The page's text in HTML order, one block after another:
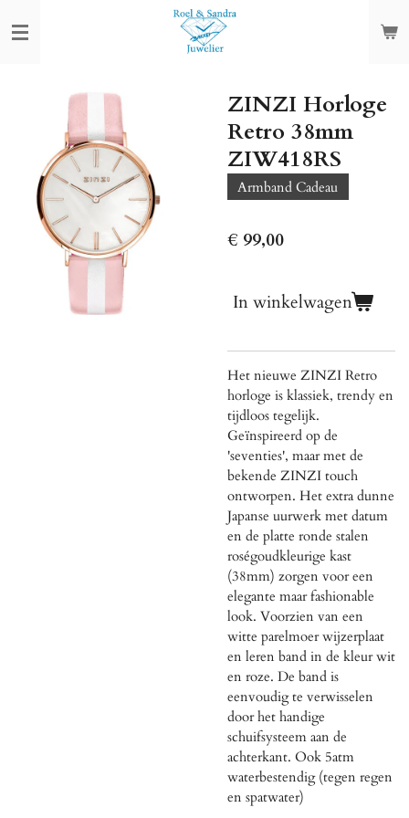
direct
hoofdinhoud
ZINZI Horloge
Retro 38mm
ZIW418RS
Armband Cadeau
€ 99,00
In winkelwagen
Het nieuwe ZINZI Retro
horloge is klassiek, trendy en
tijdloos tegelijk.
Geïnspireerd op de
'seventies', maar met de
bekende ZINZI touch
ontworpen. Het extra dunne
Japanse uurwerk met datum
en de platte ronde stalen
roségoudkleurige kast
(38mm) zorgen voor een
elegante maar fashionable
look. Voorzien van een
witte parelmoer wijzerplaat
en leren band in de kleur wit
en roze. De band is
eenvoudig te verwisselen
door het handige
schuifsysteem aan de
achterkant. Ook 5atm
waterbestendig (tegen regen
en spatwater)